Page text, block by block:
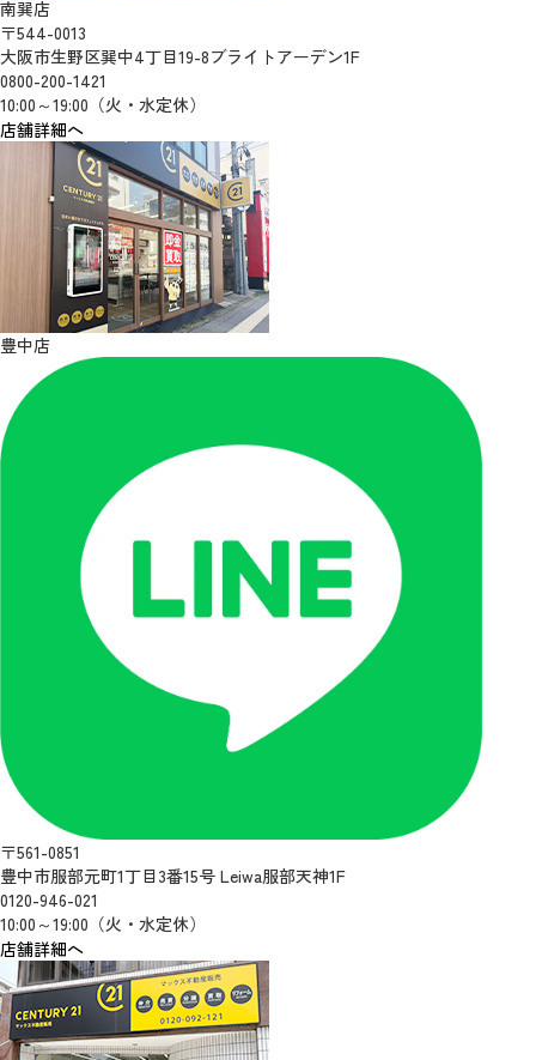
南巽店
〒544-0013
大阪市生野区巽中4丁目19-8ブライトアーデン1F
0800-200-1421
10:00～19:00（火・水定休）
店舗詳細へ
豊中店
〒561-0851
豊中市服部元町1丁目3番15号 Leiwa服部天神1F
0120-946-021
10:00～19:00（火・水定休）
店舗詳細へ